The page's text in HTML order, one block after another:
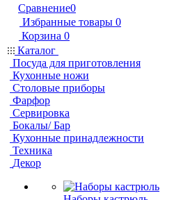
Сравнение0
Избранные товары 0
Корзина 0
Каталог
Посуда для приготовления
Кухонные ножи
Столовые приборы
Фарфор
Сервировка
Бокалы/ Бар
Кухонные принадлежности
Техника
Декор